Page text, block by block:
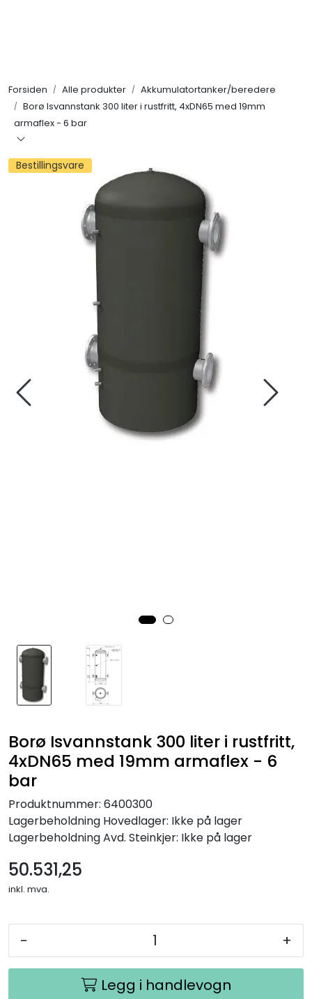
Forsiden Alle produkter
Akkumulatortanker/beredere
Borø Isvannstank 300 liter i rustfritt, 4xDN65 med 19mm
armaflex - 6 bar
Bestillingsvare
Borø Isvannstank 300 liter i rustfritt,
4xDN65 med 19mm armaflex - 6
bar
Produktnummer: 6400300
Lagerbeholdning Hovedlager: Ikke på lager
LagerbeholdningAvd. Steinkjer: Ikke på lager
50.531,25
inkl. mva.
- +
Legg i handlevogn
KAMPANJER
Kontakt Oss
Søk om proffkundekonto
Reservedeler